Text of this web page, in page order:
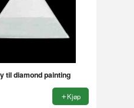
til diamond painting
Kjøp